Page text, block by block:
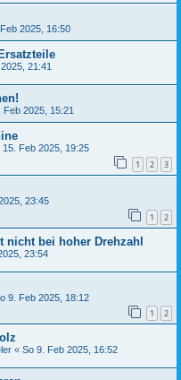
2025, 16:50
21:41
Feb 2025, 15:21
15. Feb 2025, 19:25
1 2 3
23:45
1 2
nicht bei hoher Drehzahl
23:54
9. Feb 2025, 18:12
1 2
« So 9. Feb 2025, 16:52